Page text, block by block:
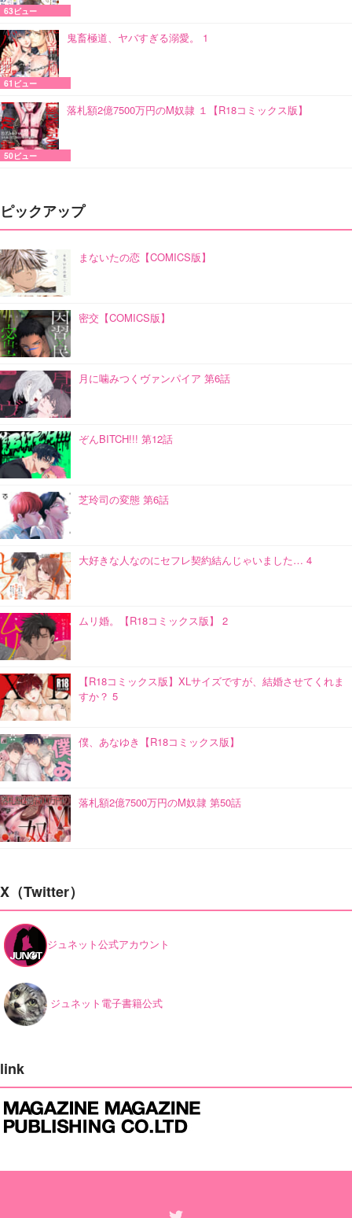
63ビュー
鬼畜極道、ヤバすぎる溺愛。 1
61ビュー
落札額2億7500万円のM奴隷 １【R18コミックス版】
50ビュー
ピックアップ
まないたの恋【COMICS版】
密交【COMICS版】
月に噛みつくヴァンパイア 第6話
ぞんBITCH!!! 第12話
芝玲司の変態 第6話
大好きな人なのにセフレ契約結んじゃいました… 4
ムリ婚。【R18コミックス版】 2
【R18コミックス版】XLサイズですが、結婚させてくれま
すか？ 5
僕、あなゆき【R18コミックス版】
落札額2億7500万円のM奴隷 第50話
X（Twitter）
ジュネット公式アカウント
ジュネット電子書籍公式
link